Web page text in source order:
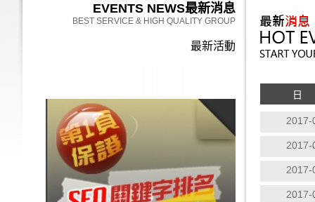
EVENTS NEWS最新消息
BEST SERVICE & HIGH QUALITY GROUP
最新活動
日
2017-
2017-
2017-
2017-